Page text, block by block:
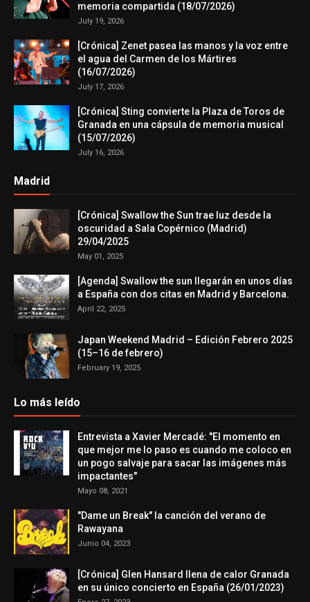
memoria compartida (18/07/2026)
July 19, 2026
[Crónica] Zenet pasea las manos y la voz entre
el agua del Carmen de los Mártires
(16/07/2026)
July 17, 2026
[Crónica] Sting convierte la Plaza de Toros de
Granada en una cápsula de memoria musical
(15/07/2026)
July 16, 2026
Madrid
[Crónica] Swallow the Sun trae luz desde la
oscuridad a Sala Copérnico (Madrid)
29/04/2025
May 01, 2025
[Agenda] Swallow the sun llegarán en unos días
a España con dos citas en Madrid y Barcelona.
April 22, 2025
Japan Weekend Madrid – Edición Febrero 2025
(15–16 de febrero)
February 19, 2025
Lo más leído
Entrevista a Xavier Mercadé: "El momento en
que mejor me lo paso es cuando me coloco en
un pogo salvaje para sacar las imágenes más
impactantes"
Mayo 08, 2021
"Dame un Break" la canción del verano de
Rawayana
Junio 04, 2023
[Crónica] Glen Hansard llena de calor Granada
en su único concierto en España (26/01/2023)